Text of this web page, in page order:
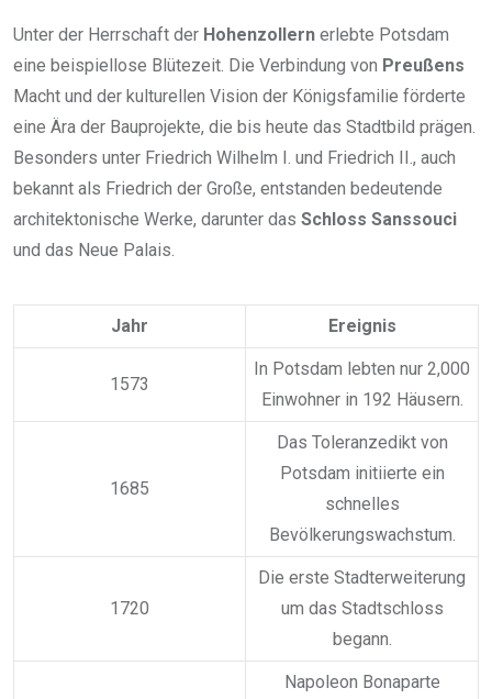
Unter der Herrschaft der Hohenzollern erlebte Potsdam
eine beispiellose Blütezeit. Die Verbindung von Preußens
Macht und der kulturellen Vision der Königsfamilie förderte
eine Ära der Bauprojekte, die bis heute das Stadtbild prägen.
Besonders unter Friedrich Wilhelm I. und Friedrich II., auch
bekannt als Friedrich der Große, entstanden bedeutende
architektonische Werke, darunter das Schloss Sanssouci
und das Neue Palais.
Jahr Ereignis
1573
In Potsdam lebten nur 2,000
Einwohner in 192 Häusern.
1685
Das Toleranzedikt von
Potsdam initiierte ein
schnelles
Bevölkerungswachstum.
1720
Die erste Stadterweiterung
um das Stadtschloss
begann.
Napoleon Bonaparte